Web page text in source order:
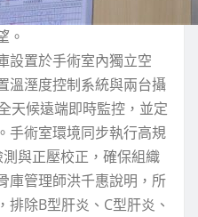
。
設置於手術室內獨立空
溫溼度控制系統與兩台攝
天候遠端即時監控，並定
手術室環境同步執行高規
與正壓校正，確保組織
庫管理師洪千惠說明，所
除B型肝炎、C型肝炎、